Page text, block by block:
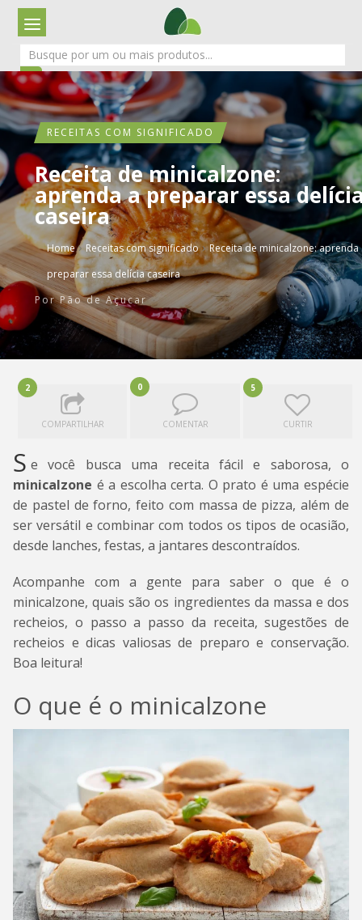
RECEITAS COM SIGNIFICADO
Receita de minicalzone:
aprenda a preparar essa
caseira
Home › Receitas com significado › Receita de minicalzone: aprenda
preparar essa delícia caseira
PorPão de Açucar
2
COMPARTILHAR
0
COMENTAR
5
CURTIR
S e você busca uma receita fácil e saborosa, o
minicalzone é a escolha certa. O prato é uma espécie
de pastel de forno, feito com massa de pizza, além de
ser versátil e combinar com todos os tipos de ocasião,
desde lanches, festas, a jantares descontraídos.
Acompanhe com a gente para saber o que é o
minicalzone, quais são os ingredientes da massa e dos
recheios, o passo a passo da receita, sugestões de
recheios e dicas valiosas de preparo e conservação.
Boa leitura!
O que é o minicalzone